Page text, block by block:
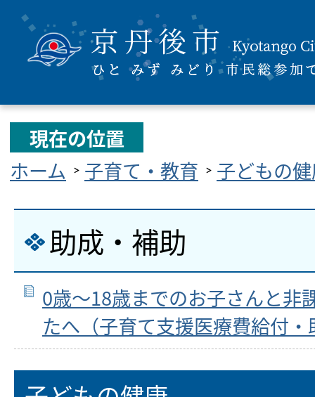
現在の位置
ホーム
子育て・教育 子どもの
助成・補助
0歳～18歳までのお子さんと非
たへ（子育て支援医療費給付